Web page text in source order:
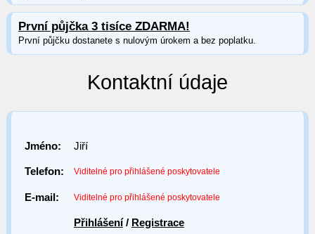
První půjčka 3 tisíce ZDARMA!
První půjčku dostanete s nulovým úrokem a bez poplatku.
Kontaktní údaje
Jméno: Jiří
Telefon: Viditelné pro přihlášené poskytovatele
E-mail: Viditelné pro přihlášené poskytovatele
Přihlášení/ Registrace